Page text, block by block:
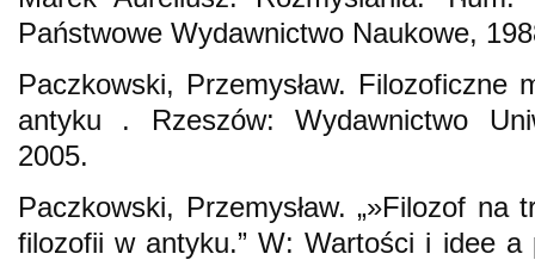
Państwowe Wydawnictwo Naukowe,
Paczkowski, Przemysław. Filozoficzne
antyku . Rzeszów: Wydawnictwo
2005.
Paczkowski, Przemysław. „»Filozof na
filozofii w antyku.” W: Wartości i idee